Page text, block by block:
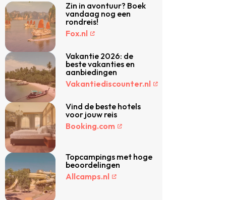
Zin in avontuur? Boek
vandaag nog een
rondreis!
Fox.nl
Vakantie 2026: de
beste vakanties en
aanbiedingen
Vakantiediscounter.nl
Vind de beste hotels
voor jouw reis
Booking.com
Topcampings met hoge
beoordelingen
Allcamps.nl